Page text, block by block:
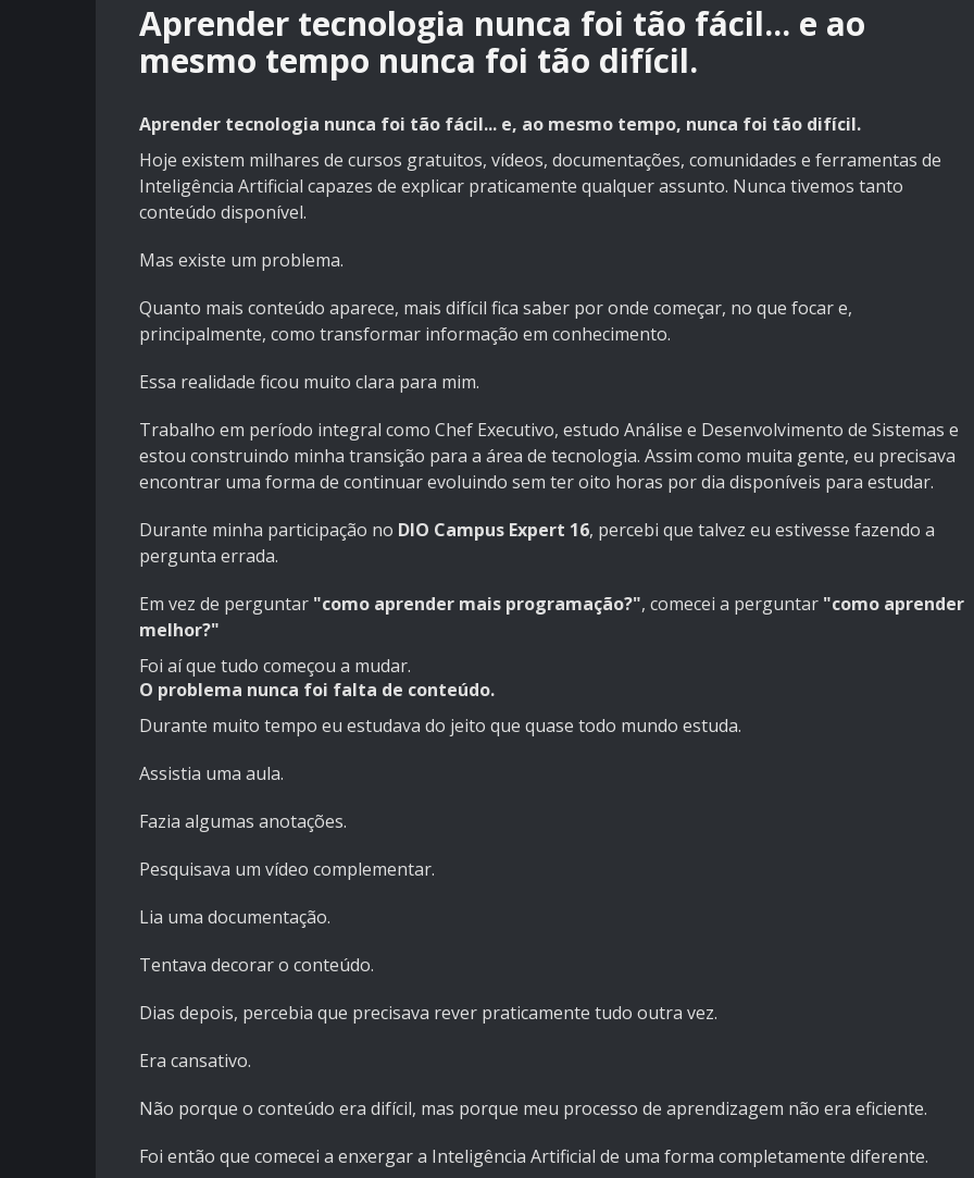
Aprender tecnologia nunca foi tão fácil... e ao
mesmo tempo nunca foi tão difícil.
Aprender tecnologia nunca foi tão fácil... e, ao mesmo tempo, nunca foi tão difícil.
Hoje existem milhares de cursos gratuitos, vídeos, documentações, comunidades e ferramentas de
Inteligência Artificial capazes de explicar praticamente qualquer assunto. Nunca tivemos tanto
conteúdo disponível.
Mas existe um problema.
Quanto mais conteúdo aparece, mais difícil fica saber por onde começar, no que focar e,
principalmente, como transformar informação em conhecimento.
Essa realidade ficou muito clara para mim.
Trabalho em período integral como Chef Executivo, estudo Análise e Desenvolvimento de Sistemas e
estou construindo minha transição para a área de tecnologia. Assim como muita gente, eu precisava
encontrar uma forma de continuar evoluindo sem ter oito horas por dia disponíveis para estudar.
Durante minha participação no DIO Campus Expert 16, percebi que talvez eu estivesse fazendo a
pergunta errada.
Em vez de perguntar "como aprender mais programação?", comecei a perguntar "como aprender
melhor?"
Foi aí que tudo começou a mudar.
O problema nunca foi falta de conteúdo.
Durante muito tempo eu estudava do jeito que quase todo mundo estuda.
Assistia uma aula.
Fazia algumas anotações.
Pesquisava um vídeo complementar.
Lia uma documentação.
Tentava decorar o conteúdo.
Dias depois, percebia que precisava rever praticamente tudo outra vez.
Era cansativo.
Não porque o conteúdo era difícil, mas porque meu processo de aprendizagem não era eficiente.
Foi então que comecei a enxergar a Inteligência Artificial de uma forma completamente diferente.